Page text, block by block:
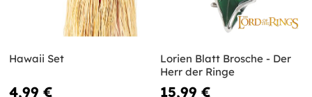
Hawaii Set
4,99 €
Lorien Blatt Brosche - Der
Herr der Ringe
15,99 €